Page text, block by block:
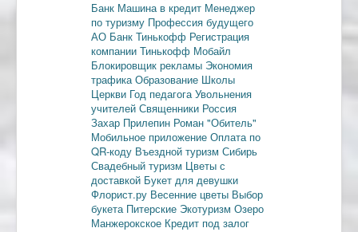
Банк Машина в кредит Менеджер
по туризму Профессия будущего
АО Банк Тинькофф Регистрация
компании Тинькофф Мобайл
Блокировщик рекламы Экономия
трафикаОбразование Школы
Церкви Год педагогаУвольнения
учителей Священники Россия
Захар Прилепин Роман "Обитель"
Мобильное приложение Оплата по
QR-коду Въездной туризм Сибирь
Свадебный туризм Цветы с
доставкой Букет для девушки
Флорист.ру Весенние цветы Выбор
букета Питерские Экотуризм Озеро
Манжерокское Кредит под залог